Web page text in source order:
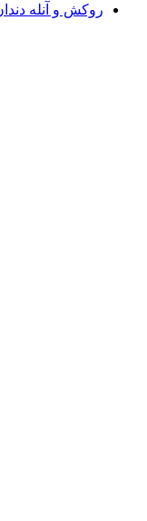
روکش و آنله دندان